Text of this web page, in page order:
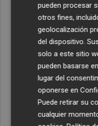
pueden procesar
otros fines,
geolocalización
del dispositivo.
solo a este sitio
pueden basarse
lugar del
oponerse en
Puede retirar su
cualquier